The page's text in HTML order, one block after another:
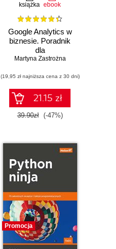
Patrick Kua
książka ebook
Google Analytics w
biznesie. Poradnik
dla
zaawansowanych
Martyna Zastrożna
(19,95 zł najniższa cena z 30 dni)
21.15 zł
39.90zł (-47%)
Promocja